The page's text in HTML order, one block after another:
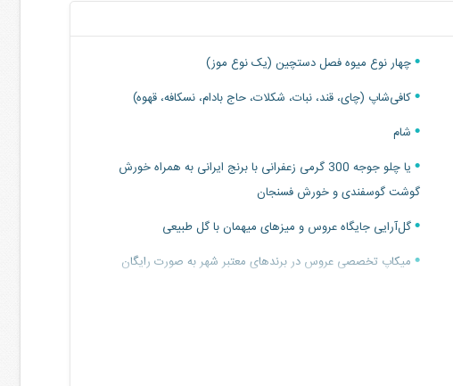
چهار نوع میوه فصل دستچین (یک نوع موز)
کافی‌شاپ (چای، قند، نبات، شکلات، حاج بادام، نسکافه، قهوه)
شام
یا چلو جوجه 300 گرمی زعفرانی با برنج ایرانی به همراه خورش
گوشت گوسفندی و خورش فسنجان
گل‌آرایی جایگاه عروس و میزهای میهمان با گل طبیعی
میکاپ تخصصی عروس در برندهای معتبر شهر به صورت رایگان